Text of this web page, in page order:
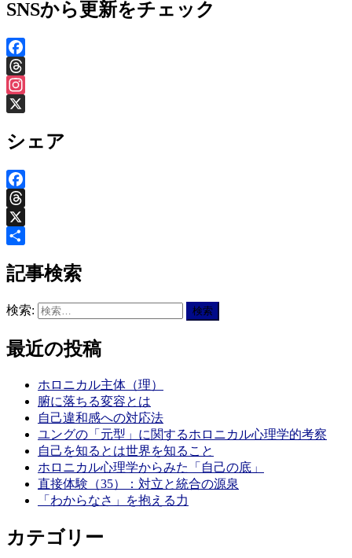
SNSから更新をチェック
Facebook
Threads
Instagram
シェア
Facebook
Threads
X
有
記事検索
検索:
最近の投稿
ホロニカル主体（理）
腑に落ちる変容とは
自己違和感への対応法
ユングの「元型」に関するホロニカル心理学的考察
自己を知るとは世界を知ること
ホロニカル心理学からみた「自己の底」
直接体験（35）：対立と統合の源泉
「わからなさ」を抱える力
カテゴリー